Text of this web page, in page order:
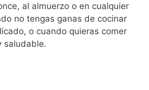
al almuerzo o en cualquier
no tengas ganas de cocinar
o cuando quieras comer
saludable.